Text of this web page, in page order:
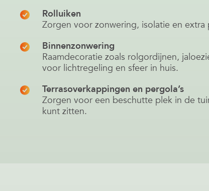
Rolluiken
Zorgen voor zonwering, isolatie en extra
Binnenzonwering
Raamdecoratie zoals rolgordijnen,
voor lichtregeling en sfeer in huis.
Terrasoverkappingen en pergola’s
Zorgen voor een beschutte plek in de
kunt zitten.